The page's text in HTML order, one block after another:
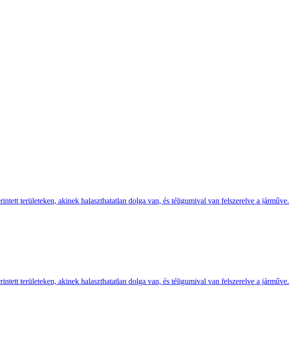
területeken, akinek halaszthatatlan dolga van, és téligumival van felszerelve a járműve.
területeken, akinek halaszthatatlan dolga van, és téligumival van felszerelve a járműve.